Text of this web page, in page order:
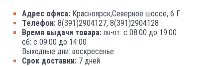
Адрес офиса: Красноярск,Северное шоссе, 6 Г
Телефон: 8(391)2904127, 8(391)2904128
Время выдачи товара: пн-пт: с 08:00 до 19:00
сб: с 09:00 до 14:00
Выходные дни: воскресенье
Срок доставки: 7 дней